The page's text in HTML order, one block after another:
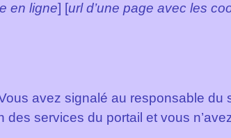
en ligne] [url d’une page avec les
avez signalé au responsable du
services du portail et vous